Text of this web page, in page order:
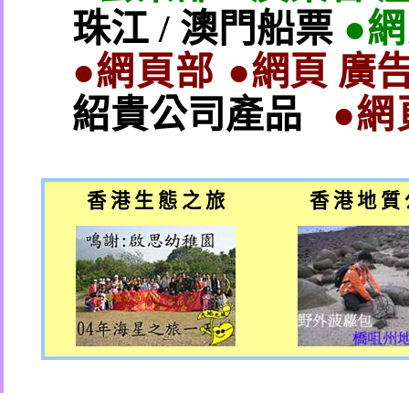
珠江/ 澳門船票 ●
●網頁部 ●網頁 廣
紹貴公司產品
●網
香 港 生 態 之 旅 香 港 地 質